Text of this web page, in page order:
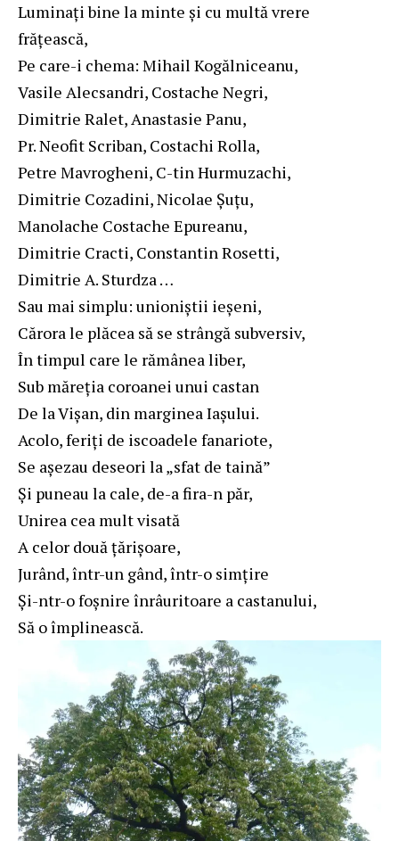
Luminaţi bine la minte şi cu multă vrere
frăţească,
Pe care-i chema: Mihail Kogălniceanu,
Vasile Alecsandri, Costache Negri,
Dimitrie Ralet, Anastasie Panu,
Pr. Neofit Scriban, Costachi Rolla,
Petre Mavrogheni, C-tin Hurmuzachi,
Dimitrie Cozadini, Nicolae Şuţu,
Manolache Costache Epureanu,
Dimitrie Cracti, Constantin Rosetti,
Dimitrie A. Sturdza …
Sau mai simplu: unioniştii ieşeni,
Cărora le plăcea să se strângă subversiv,
În timpul care le rămânea liber,
Sub măreţia coroanei unui castan
De la Vişan, din marginea Iaşului.
Acolo, feriţi de iscoadele fanariote,
Se aşezau deseori la „sfat de taină”
Şi puneau la cale, de-a fira-n păr,
Unirea cea mult visată
A celor două ţărişoare,
Jurând, într-un gând, într-o simţire
Şi-ntr-o foşnire înrâuritoare a castanului,
Să o împlinească.